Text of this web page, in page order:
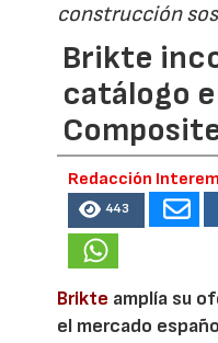
construcción
Brikte
catálogo
Redacción
443
Brikte amplía su
el mercado